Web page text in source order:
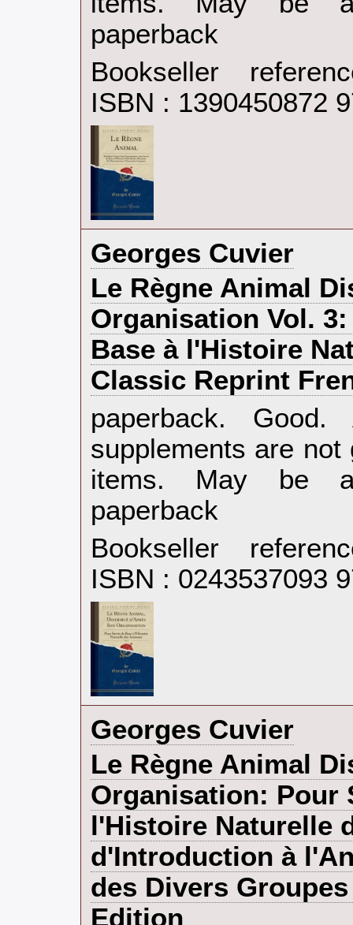
paperback‎
Bookseller
ISBN : 1390450872
‎Georges Cuvier‎
‎Le Règne Animal
Organisation Vol.
Base à l'Histoire
Classic Reprint
‎paperback.
supplements are
items. May be
paperback‎
Bookseller
ISBN : 0243537093
‎Georges Cuvier‎
‎Le Règne Animal
Organisation: Pour
l'Histoire Naturelle
d'Introduction à
des Divers
Edition‎